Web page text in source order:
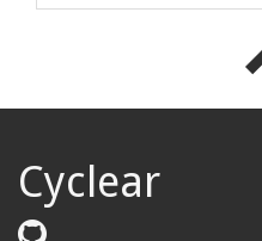
Cyclear